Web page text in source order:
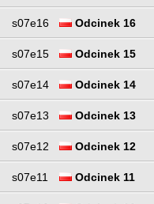
s07e16 Odcinek 16
s07e15 Odcinek 15
s07e14 Odcinek 14
s07e13 Odcinek 13
s07e12 Odcinek 12
s07e11 Odcinek 11